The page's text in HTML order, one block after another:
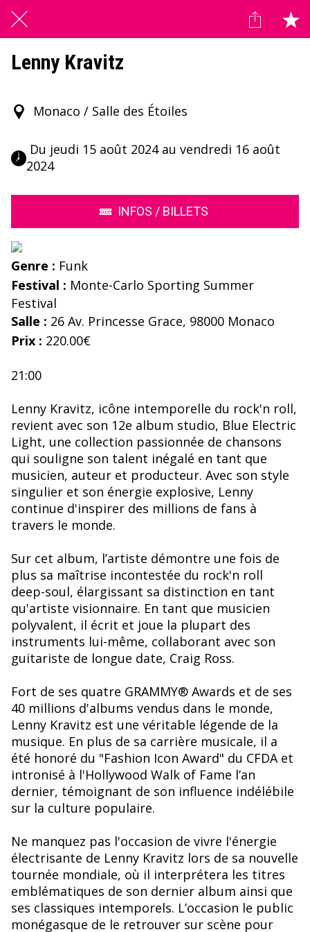
Lenny Kravitz
Monaco / Salle des Étoiles
2024
INFOS / BILLETS
Genre : Funk
Festival : Monte-Carlo Sporting Summer
Festival
Salle : 26 Av. Princesse Grace, 98000 Monaco
Prix : 220.00€
21:00
Lenny Kravitz, icône intemporelle du rock'n roll,
revient avec son 12e album studio, Blue Electric
Light, une collection passionnée de chansons
qui souligne son talent inégalé en tant que
musicien, auteur et producteur. Avec son style
singulier et son énergie explosive, Lenny
continue d'inspirer des millions de fans à
travers le monde.
Sur cet album, l’artiste démontre une fois de
plus sa maîtrise incontestée du rock'n roll
deep-soul, élargissant sa distinction en tant
qu'artiste visionnaire. En tant que musicien
polyvalent, il écrit et joue la plupart des
instruments lui-même, collaborant avec son
guitariste de longue date, Craig Ross.
Fort de ses quatre GRAMMY® Awards et de ses
40 millions d'albums vendus dans le monde,
Lenny Kravitz est une véritable légende de la
musique. En plus de sa carrière musicale, il a
été honoré du "Fashion Icon Award" du CFDA et
intronisé à l'Hollywood Walk of Fame l’an
dernier, témoignant de son influence indélébile
sur la culture populaire.
Ne manquez pas l'occasion de vivre l'énergie
électrisante de Lenny Kravitz lors de sa nouvelle
tournée mondiale, où il interprétera les titres
emblématiques de son dernier album ainsi que
ses classiques intemporels. L’occasion le public
monégasque de le retrouver sur scène pour